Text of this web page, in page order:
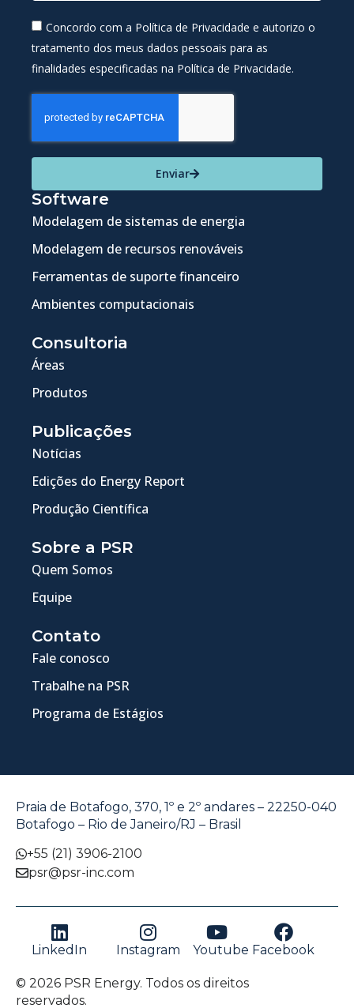
Concordo com a Política de Privacidade e autorizo o
tratamento dos meus dados pessoais para as
finalidades especificadas na Política de Privacidade.
Enviar
Software
Modelagem de sistemas de energia
Modelagem de recursos renováveis
Ferramentas de suporte financeiro
Ambientes computacionais
Consultoria
Áreas
Produtos
Publicações
Notícias
Edições do Energy Report
Produção Científica
Sobre a PSR
Quem Somos
Equipe
Contato
Fale conosco
Trabalhe na PSR
Programa de Estágios
Praia de Botafogo, 370, 1º e 2º andares – 22250-040
Botafogo – Rio de Janeiro/RJ – Brasil
+55 (21) 3906-2100
psr@psr-inc.com
LinkedIn Instagram Youtube Facebook
© 2026 PSR Energy. Todos os direitos
reservados.